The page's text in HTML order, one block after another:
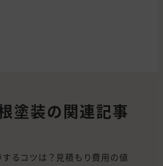
塗装の関連記事
るコツは？見積もり費用の値